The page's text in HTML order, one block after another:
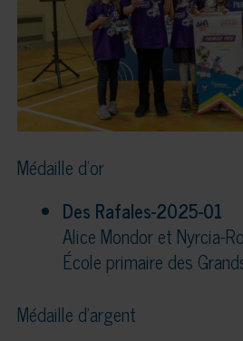
Médaille d’or
Des Rafales-2025-01
Alice Mondor et Nyrcia-
École primaire des
Médaille d’argent